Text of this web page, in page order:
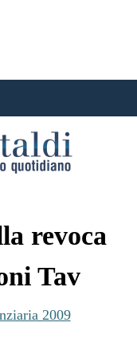
revoca
Tav
2009